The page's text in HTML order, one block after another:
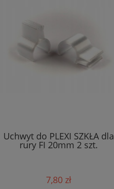
Uchwyt do PLEXI SZKŁA dla
rury FI 20mm 2 szt.
7,80 zł